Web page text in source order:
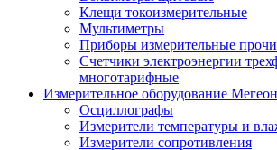
Клещи токоизмерительные
Мультиметры
Приборы измерительные
Счетчики электроэнергии
многотарифные
Измерительное оборудование Мегеон
Осциллографы
Измерители температуры и
Измерители сопротивления